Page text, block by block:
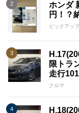
ホンダ
円！？
ピックアップ
限トラ
走行
クルマ